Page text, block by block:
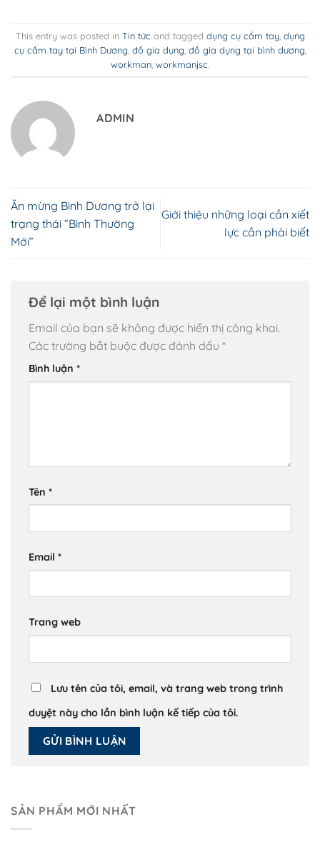
This entry was posted in Tin tức and tagged dụng cụ cầm tay, dụng
cụ cầm tay tại Bình Dương đồ gia dụng đồ gia dụng tại bình dương
workman workmanjsc
ADMIN
Ăn mừng Bình Dương trở lại
trạng thái “Bình Thường
Mới”
Giới thiệu những loại cần xiết
lực cần phải biết
Để lại một bình luận
Email của bạn sẽ không được hiển thị công khai.
Các trường bắt buộc được đánh dấu *
Bình luận *
Tên *
Email *
Trang web
Lưu tên của tôi, email, và trang web trong trình
duyệt này cho lần bình luận kế tiếp của tôi.
SẢN PHẨM MỚI NHẤT